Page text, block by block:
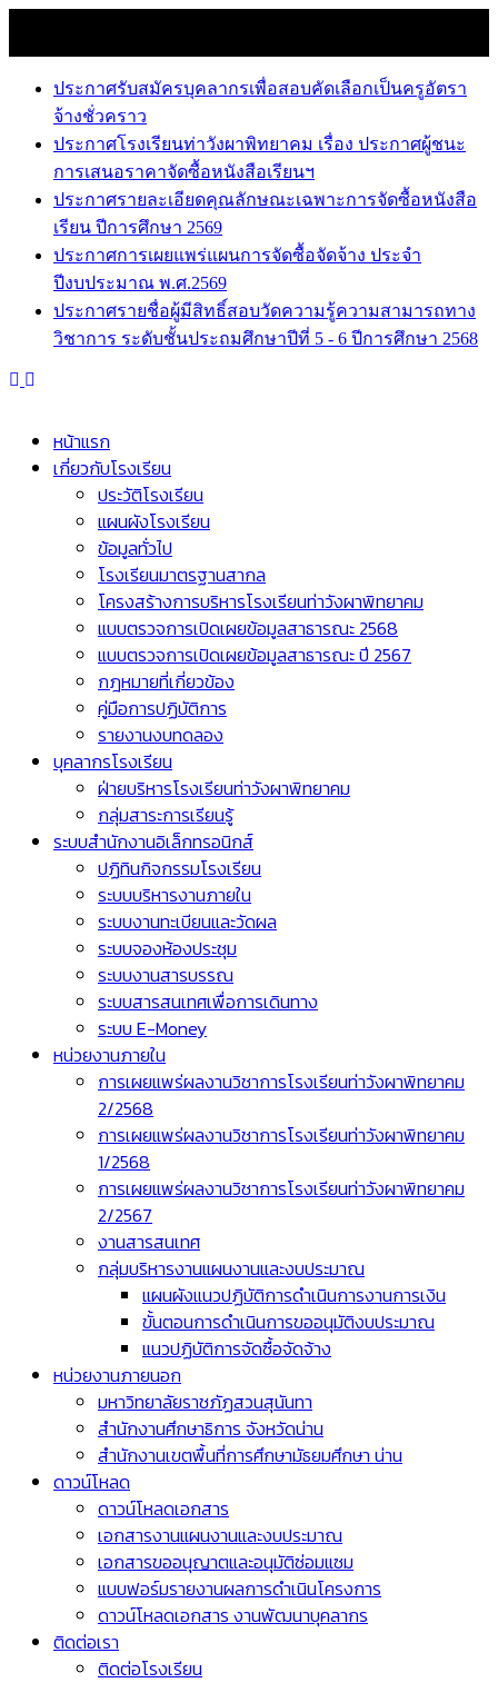
content
ประกาศรับสมัครบุคลากรเพื่อสอบคัดเลือกเป็นครูอัตรา
จ้างชั่วคราว
ประกาศโรงเรียนท่าวังผาพิทยาคม เรื่อง ประกาศผู้ชนะ
การเสนอราคาจัดซื้อหนังสือเรียนฯ
ประกาศรายละเอียดคุณลักษณะเฉพาะการจัดซื้อหนังสือ
เรียน ปีการศึกษา 2569
ประกาศการเผยแพร่แผนการจัดซื้อจัดจ้าง ประจำ
ปีงบประมาณ พ.ศ.2569
ประกาศรายชื่อผู้มีสิทธิ์สอบวัดความรู้ความสามารถทาง
วิชาการ ระดับชั้นประถมศึกษาปีที่ 5 - 6 ปีการศึกษา 2568
หน้าแรก
เกี่ยวกับโรงเรียน
ประวัติโรงเรียน
แผนผังโรงเรียน
ข้อมูลทั่วไป
โรงเรียนมาตรฐานสากล
โครงสร้างการบริหารโรงเรียนท่าวังผาพิทยาคม
แบบตรวจการเปิดเผยข้อมูลสาธารณะ 2568
แบบตรวจการเปิดเผยข้อมูลสาธารณะ ปี 2567
กฎหมายที่เกี่ยวข้อง
คู่มือการปฏิบัติการ
รายงานงบทดลอง
บุคลากรโรงเรียน
ฝ่ายบริหารโรงเรียนท่าวังผาพิทยาคม
กลุ่มสาระการเรียนรู้
ระบบสำนักงานอิเล็กทรอนิกส์
ปฏิทินกิจกรรมโรงเรียน
ระบบบริหารงานภายใน
ระบบงานทะเบียนและวัดผล
ระบบจองห้องประชุม
ระบบงานสารบรรณ
ระบบสารสนเทศเพื่อการเดินทาง
ระบบ E-Money
หน่วยงานภายใน
การเผยแพร่ผลงานวิชาการโรงเรียนท่าวังผาพิทยาคม
2/2568
การเผยแพร่ผลงานวิชาการโรงเรียนท่าวังผาพิทยาคม
1/2568
การเผยแพร่ผลงานวิชาการโรงเรียนท่าวังผาพิทยาคม
2/2567
งานสารสนเทศ
กลุ่มบริหารงานแผนงานและงบประมาณ
แผนผังแนวปฏิบัติการดำเนินการงานการเงิน
ขั้นตอนการดำเนินการขออนุมัติงบประมาณ
แนวปฏิบัติการจัดซื้อจัดจ้าง
หน่วยงานภายนอก
มหาวิทยาลัยราชภัฏสวนสุนันทา
สำนักงานศึกษาธิการ จังหวัดน่าน
สำนักงานเขตพื้นที่การศึกษามัธยมศึกษา น่าน
ดาวน์โหลด
ดาวน์โหลดเอกสาร
เอกสารงานแผนงานและงบประมาณ
เอกสารขออนุญาตและอนุมัติซ่อมแซม
แบบฟอร์มรายงานผลการดำเนินโครงการ
ดาวน์โหลดเอกสาร งานพัฒนาบุคลากร
ติดต่อเรา
ติดต่อโรงเรียน